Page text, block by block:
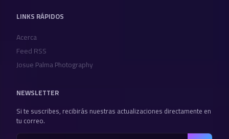
LINKS RÁPIDOS
Acerca
Feed RSS
Josue Palma Photography
NEWSLETTER
Si te suscribes, recibirás nuestras actualizaciones directamente en
tu correo.